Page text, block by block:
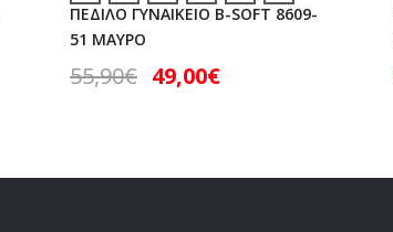
ΠΕΔΙΛΟ ΓΥΝΑΙΚΕΙΟ B-SOFT 8609-
51 ΜΑΥΡΟ
55,90€ 49,00€